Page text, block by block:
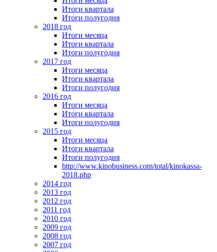
Итоги квартала
Итоги полугодия
2018 год
Итоги месяца
Итоги квартала
Итоги полугодия
2017 год
Итоги месяца
Итоги квартала
Итоги полугодия
2016 год
Итоги месяца
Итоги квартала
Итоги полугодия
2015 год
Итоги месяца
Итоги квартала
Итоги полугодия
http://www.kinobusiness.com/total/kinokassa-
2018.php
2014 год
2013 год
2012 год
2011 год
2010 год
2009 год
2008 год
2007 год